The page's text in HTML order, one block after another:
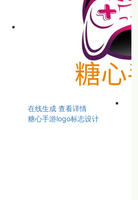
在线生成 查看详情
糖心手游logo标志设计